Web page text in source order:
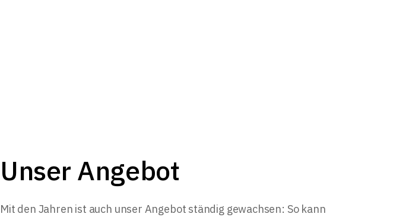
Unser Angebot
Mit den Jahren ist auch unser Angebot ständig gewachsen: So kann